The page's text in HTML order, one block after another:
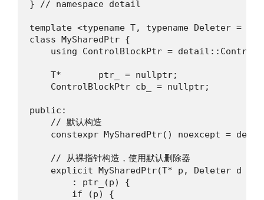
} // namespace detail
template <typename T, typename Deleter =
class MySharedPtr {
using ControlBlockPtr =
    T*       ptr_ = nullptr;
    ControlBlockPtr cb_ = nullptr;
public:
    // 默认构造
constexpr MySharedPtr() noexcept =
    // 从裸指针构造，使用默认删除器
explicit MySharedPtr(T* p, Deleter d =
        : ptr_(p) {
        if (p) {